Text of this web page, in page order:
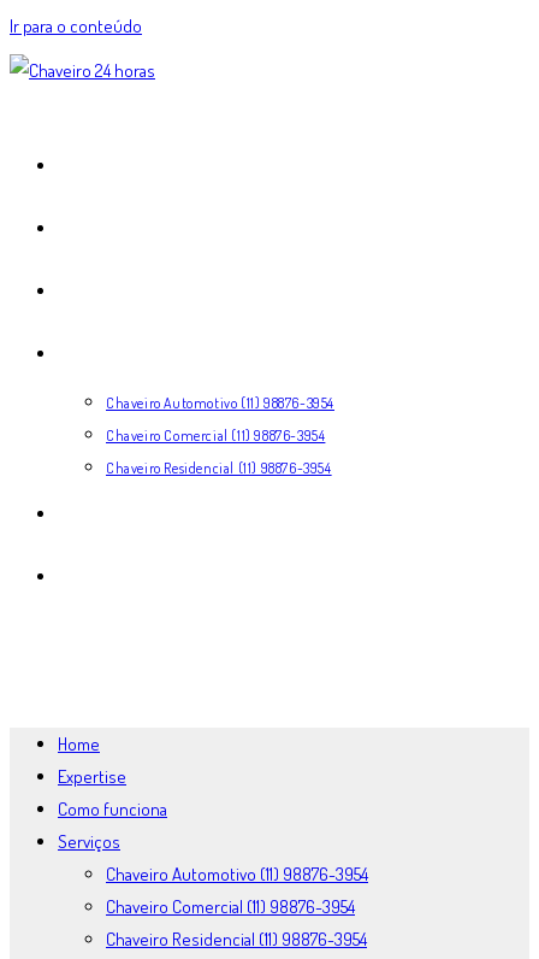
Ir para o conteúdo
Chaveiro Automotivo (11) 98876-3954
Chaveiro Comercial (11) 98876-3954
Chaveiro Residencial (11) 98876-3954
Home
Expertise
Como funciona
Serviços
Chaveiro Automotivo (11) 98876-3954
Chaveiro Comercial (11) 98876-3954
Chaveiro Residencial (11) 98876-3954